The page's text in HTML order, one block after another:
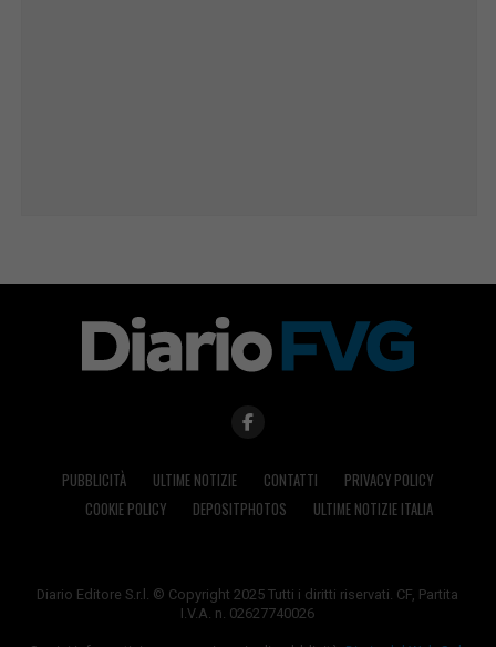
PUBBLICITÀ ULTIME NOTIZIE CONTATTI
PRIVACY POLICY
COOKIE POLICY
DEPOSITPHOTOS ULTIME NOTIZIE ITALIA
Diario Editore S.r.l. © Copyright 2025 Tutti i diritti riservati. CF, Partita
I.V.A. n. 02627740026